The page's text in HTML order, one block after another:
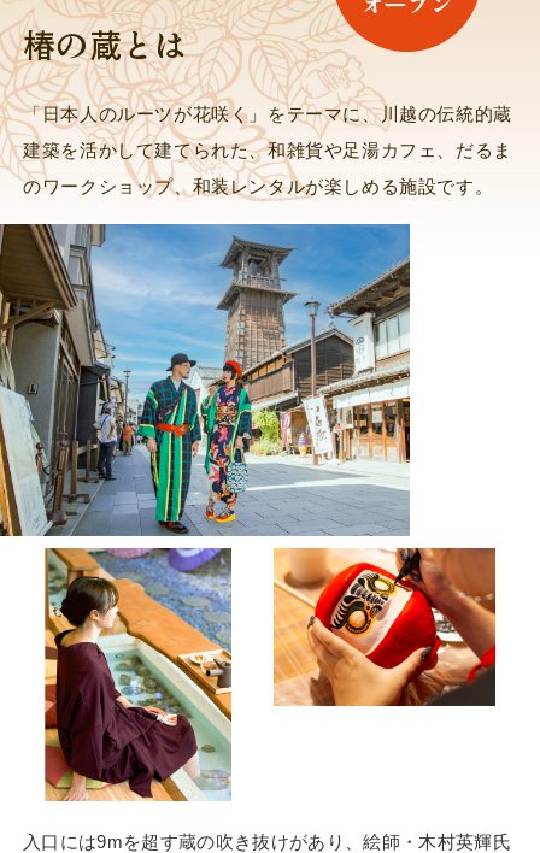
椿の蔵とは
「日本人のルーツが花咲く」をテーマに、川越の伝統的蔵
建築を活かして建てられた、和雑貨や足湯カフェ、だるま
のワークショップ、和装レンタルが楽しめる施設です。
入口には9mを超す蔵の吹き抜けがあり、絵師・木村英輝氏